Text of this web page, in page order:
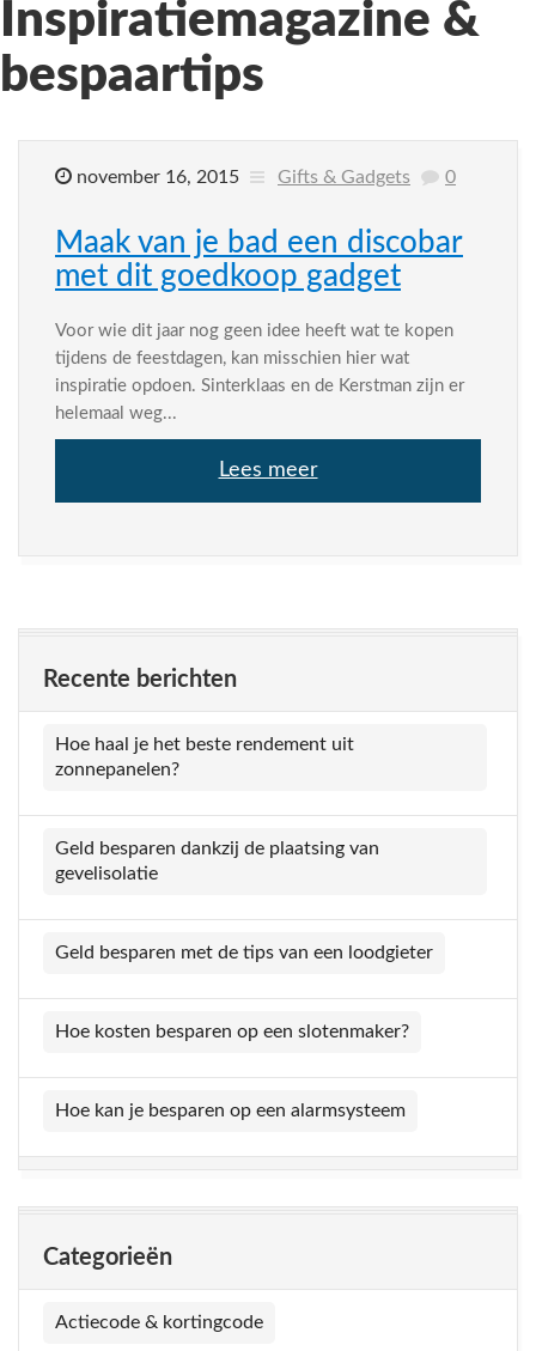
Inspiratiemagazine &
bespaartips
november 16, 2015 Gifts & Gadgets 0
Maak van je bad een discobar
met dit goedkoop gadget
Voor wie dit jaar nog geen idee heeft wat te kopen
tijdens de feestdagen, kan misschien hier wat
inspiratie opdoen. Sinterklaas en de Kerstman zijn er
helemaal weg...
Lees meer
Recente berichten
Hoe haal je het beste rendement uit
zonnepanelen?
Geld besparen dankzij de plaatsing van
gevelisolatie
Geld besparen met de tips van een loodgieter
Hoe kosten besparen op een slotenmaker?
Hoe kan je besparen op een alarmsysteem
Categorieën
Actiecode & kortingcode